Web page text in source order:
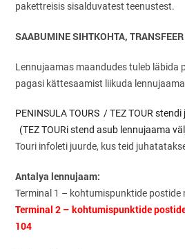
pakettreisis sisalduvatest teenustest.
SAABUMINE SIHTKOHTA, TRANSFEER
Lennujaamas maandudes tuleb läbida
pagasi kättesaamist liikuda
PENINSULA TOURS / TEZ TOURstendi
(TEZ TOURi stend asub lennujaama
Touri infoleti juurde, kus teid
Antalya lennujaam:
Terminal 1 – kohtumispunktide postide
Terminal 2 – kohtumispunktide
104